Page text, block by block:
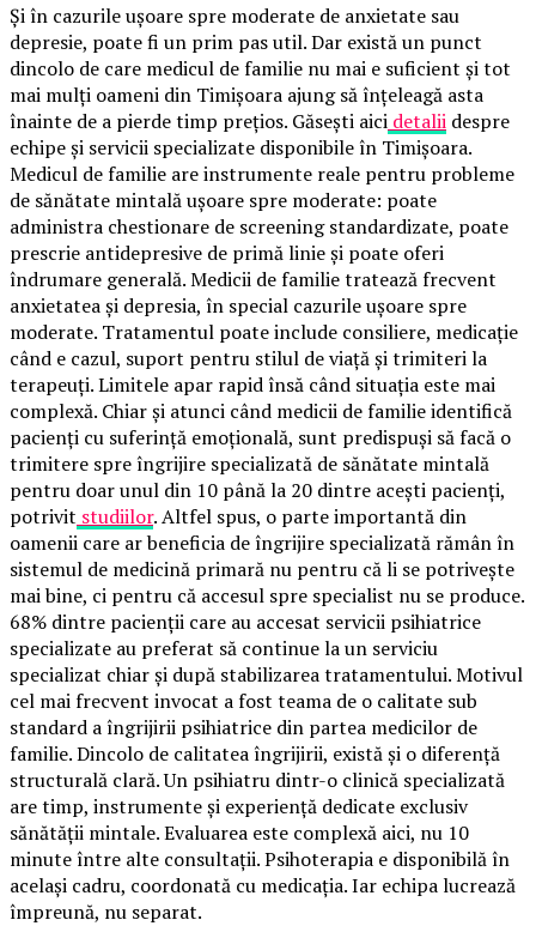
Și în cazurile ușoare spre moderate de anxietate sau
depresie, poate fi un prim pas util. Dar există un punct
dincolo de care medicul de familie nu mai e suficient și tot
mai mulți oameni din Timișoara ajung să înțeleagă asta
înainte de a pierde timp prețios. Găsești aici detalii despre
echipe și servicii specializate disponibile în Timișoara.
Medicul de familie are instrumente reale pentru probleme
de sănătate mintală ușoare spre moderate: poate
administra chestionare de screening standardizate, poate
prescrie antidepresive de primă linie și poate oferi
îndrumare generală. Medicii de familie tratează frecvent
anxietatea și depresia, în special cazurile ușoare spre
moderate. Tratamentul poate include consiliere, medicație
când e cazul, suport pentru stilul de viață și trimiteri la
terapeuți. Limitele apar rapid însă când situația este mai
complexă. Chiar și atunci când medicii de familie identifică
pacienți cu suferință emoțională, sunt predispuși să facă o
trimitere spre îngrijire specializată de sănătate mintală
pentru doar unul din 10 până la 20 dintre acești pacienți,
potrivit studiilor. Altfel spus, o parte importantă din
oamenii care ar beneficia de îngrijire specializată rămân în
sistemul de medicină primară nu pentru că li se potrivește
mai bine, ci pentru că accesul spre specialist nu se produce.
68% dintre pacienții care au accesat servicii psihiatrice
specializate au preferat să continue la un serviciu
specializat chiar și după stabilizarea tratamentului. Motivul
cel mai frecvent invocat a fost teama de o calitate sub
standard a îngrijirii psihiatrice din partea medicilor de
familie. Dincolo de calitatea îngrijirii, există și o diferență
structurală clară. Un psihiatru dintr-o clinică specializată
are timp, instrumente și experiență dedicate exclusiv
sănătății mintale. Evaluarea este complexă aici, nu 10
minute între alte consultații. Psihoterapia e disponibilă în
același cadru, coordonată cu medicația. Iar echipa lucrează
împreună, nu separat.